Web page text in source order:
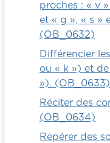
proches : « v
et « g », « s »
(OB_0632)
Différencier
ou « k ») et
»). (OB_0633)
Réciter des
(OB_0634)
Repérer des